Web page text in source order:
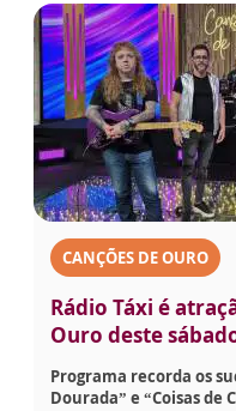
CANÇÕES DE OURO
Rádio Táxi é
Ouro deste
Programa recorda os
Dourada” e “Coisas de